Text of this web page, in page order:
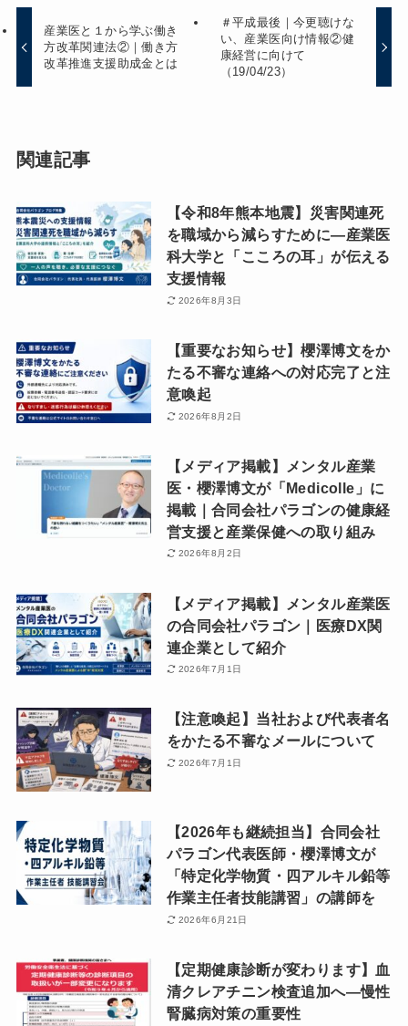
産業医と１から学ぶ働き
方改革関連法②｜働き方
改革推進支援助成金とは
＃平成最後｜今更聴けな
い、産業医向け情報②健
康経営に向けて
（19/04/23）
関連記事
【令和8年熊本地震】災害関連死
を職域から減らすために―産業医
科大学と「こころの耳」が伝える
支援情報
2026年8月3日
【重要なお知らせ】櫻澤博文をか
たる不審な連絡への対応完了と注
意喚起
2026年8月2日
【メディア掲載】メンタル産業
医・櫻澤博文が「Medicolle」に
掲載｜合同会社パラゴンの健康経
営支援と産業保健への取り組み
2026年8月2日
【メディア掲載】メンタル産業医
の合同会社パラゴン｜医療DX関
連企業として紹介
2026年7月1日
【注意喚起】当社および代表者名
をかたる不審なメールについて
2026年7月1日
【2026年も継続担当】合同会社
パラゴン代表医師・櫻澤博文が
「特定化学物質・四アルキル鉛等
作業主任者技能講習」の講師を
2026年6月21日
【定期健康診断が変わります】血
清クレアチニン検査追加へ―慢性
腎臓病対策の重要性